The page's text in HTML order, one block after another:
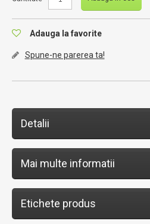
Adauga la favorite
Spune-ne parerea ta!
Detalii
Mai multe informatii
Etichete produs